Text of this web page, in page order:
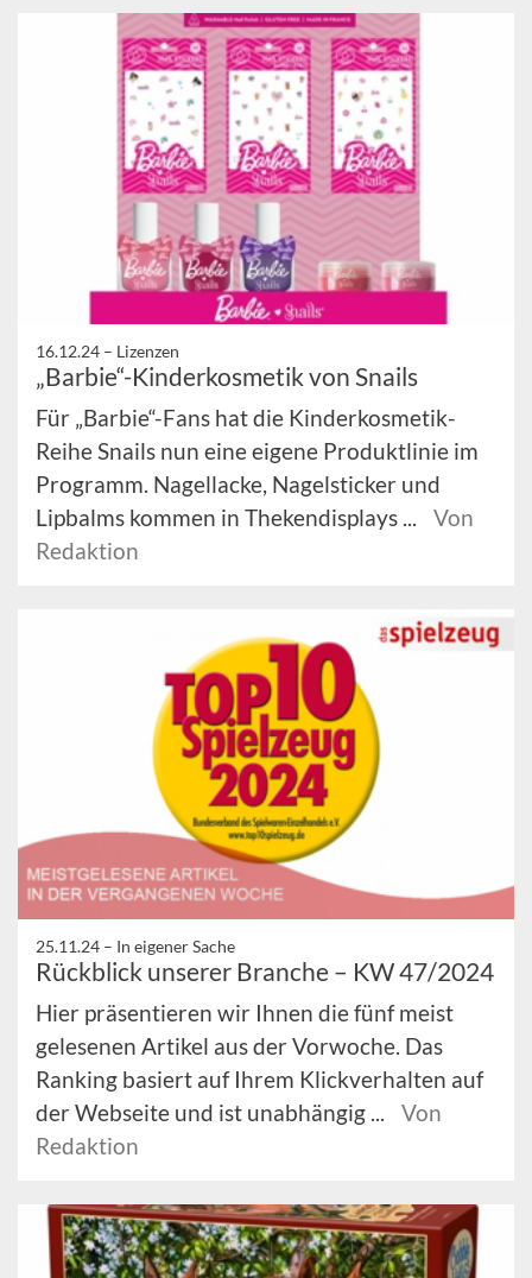
16.12.24 – Lizenzen
„Barbie“-Kinderkosmetik von Snails
Für „Barbie“-Fans hat die Kinderkosmetik-
Reihe Snails nun eine eigene Produktlinie im
Programm. Nagellacke, Nagelsticker und
Lipbalms kommen in Thekendisplays ...
Von
Redaktion
25.11.24 – In eigener Sache
Rückblick unserer Branche – KW 47/2024
Hier präsentieren wir Ihnen die fünf meist
gelesenen Artikel aus der Vorwoche. Das
Ranking basiert auf Ihrem Klickverhalten auf
der Webseite und ist unabhängig ...
Von
Redaktion